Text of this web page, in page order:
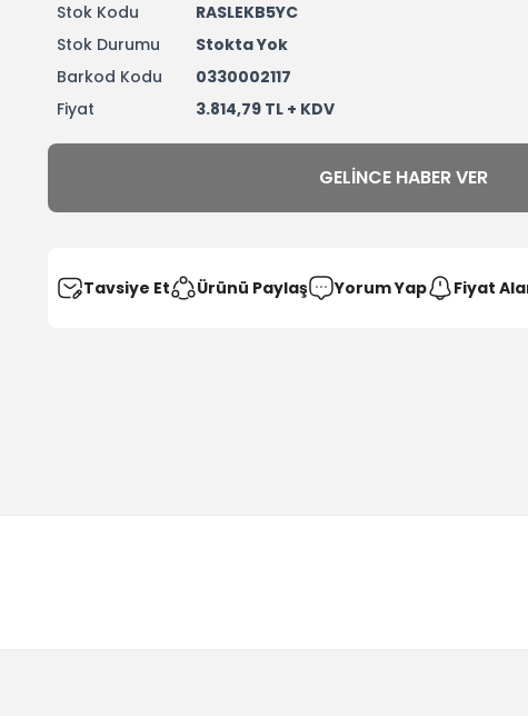
Stok Kodu
RASLEKB5YC
Stok Durumu
Stokta Yok
Barkod Kodu
0330002117
Fiyat
3.814,79 TL + KDV
GELINCE HABER VER
Tavsiye Et Ürünü Paylaş Yorum Yap Fiyat